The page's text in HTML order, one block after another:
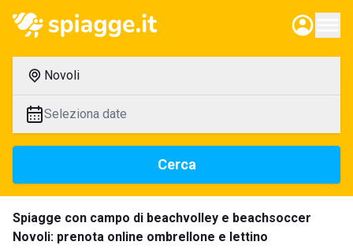
Novoli
Seleziona date
Cerca
Spiagge con campo di beachvolley e beachsoccer
Novoli: prenota online ombrellone e lettino